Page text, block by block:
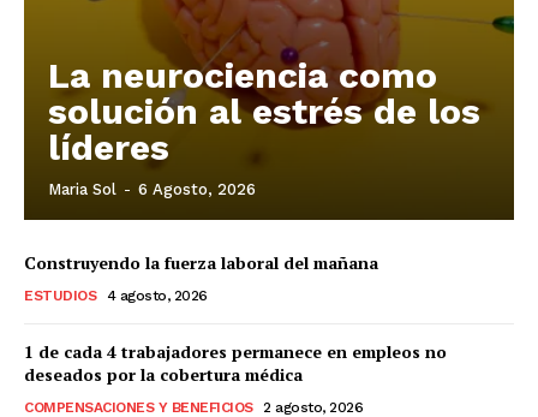
La neurociencia como
solución al estrés de los
líderes
Maria Sol - 6 Agosto, 2026
Construyendo la fuerza laboral del mañana
ESTUDIOS 4 agosto, 2026
1 de cada 4 trabajadores permanece en empleos no
deseados por la cobertura médica
COMPENSACIONES Y BENEFICIOS 2 agosto, 2026